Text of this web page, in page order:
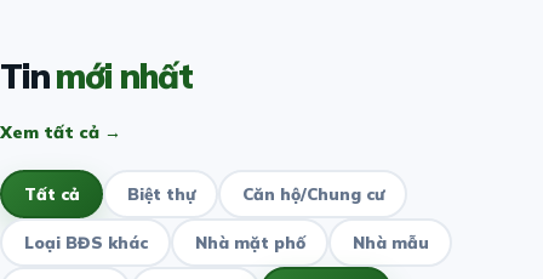
Tinmới nhất
Xem tất cả →
Tất cả Biệt thự Căn hộ/Chung cư
Loại BĐS khác Nhà mặt phố Nhà mẫu